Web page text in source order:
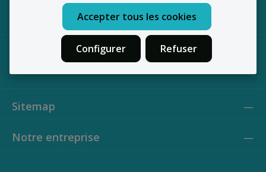
Bouwstraat 14/y1 - 9160 Lokeren
BE0886007502
Sitemap
Notre entreprise
Refuser
Configurer
Accepter tous les cookies